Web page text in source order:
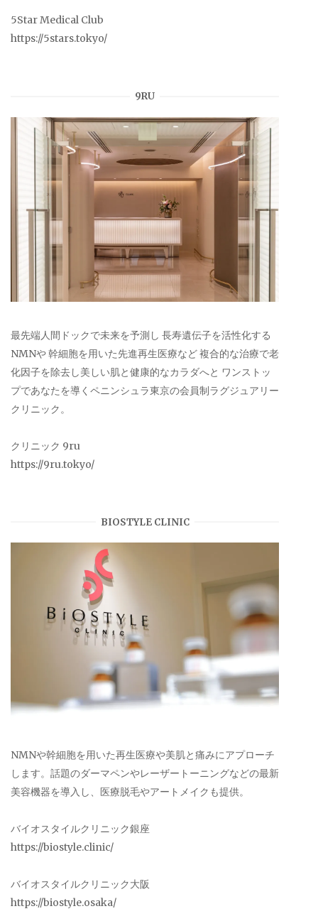
5Star Medical Club
https://5stars.tokyo/
9RU
最先端人間ドックで未来を予測し 長寿遺伝子を活性化する
NMNや 幹細胞を用いた先進再生医療など 複合的な治療で老
化因子を除去し美しい肌と健康的なカラダへと ワンストッ
プであなたを導くペニンシュラ東京の会員制ラグジュアリー
クリニック。
クリニック 9ru
https://9ru.tokyo/
BIOSTYLE CLINIC
NMNや幹細胞を用いた再生医療や美肌と痛みにアプローチ
します。話題のダーマペンやレーザートーニングなどの最新
美容機器を導入し、医療脱毛やアートメイクも提供。
バイオスタイルクリニック銀座
https://biostyle.clinic/
バイオスタイルクリニック大阪
https://biostyle.osaka/